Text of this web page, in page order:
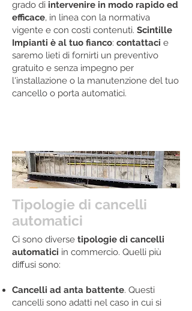
grado di intervenire in modo rapido ed
efficace, in linea con la normativa
vigente e con costi contenuti. Scintille
Impianti è al tuo fianco: contattaci e
saremo lieti di fornirti un preventivo
gratuito e senza impegno per
l'installazione o la manutenzione del tuo
cancello o porta automatici.
Tipologie di cancelli
automatici
Ci sono diverse tipologie di cancelli
automatici in commercio. Quelli più
diffusi sono:
Cancelli ad anta battente. Questi
cancelli sono adatti nel caso in cui si